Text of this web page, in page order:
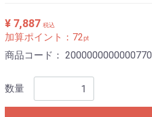
¥ 7,887 税込
加算ポイント： 72pt
商品コード： 2000000000000770
数量